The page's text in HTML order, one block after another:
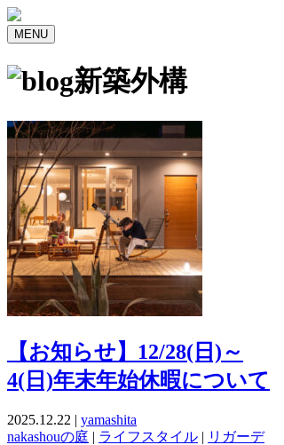
MENU
新築外構
【お知らせ】12/28(日)～
4(日)年末年始休暇について
2025.12.22 | yamashita
nakashouの庭 | ライフスタイル | リガーデ